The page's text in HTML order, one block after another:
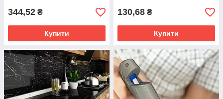
344,52 ₴
Купити
130,68 ₴
Купити